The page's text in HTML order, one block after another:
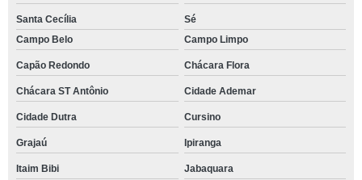
Santa Cecília
Sé
Campo Belo
Campo Limpo
Capão Redondo Chácara Flora
Chácara ST Antônio Cidade Ademar
Cidade Dutra Cursino
Grajaú Ipiranga
Itaim Bibi Jabaquara